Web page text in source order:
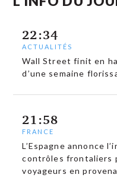
22:34
ACTUALITÉS
Wall Street finit en
d’une semaine
21:58
FRANCE
L’Espagne annonce
contrôles frontaliers
voyageurs en